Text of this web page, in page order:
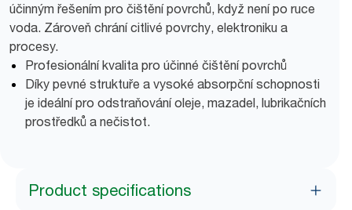
účinným řešením pro čištění povrchů, když není po ruce
voda. Zároveň chrání citlivé povrchy, elektroniku a
procesy.
Profesionální kvalita pro účinné čištění povrchů
Díky pevné struktuře a vysoké absorpční schopnosti
je ideální pro odstraňování oleje, mazadel, lubrikačních
prostředků a nečistot.
Product specifications